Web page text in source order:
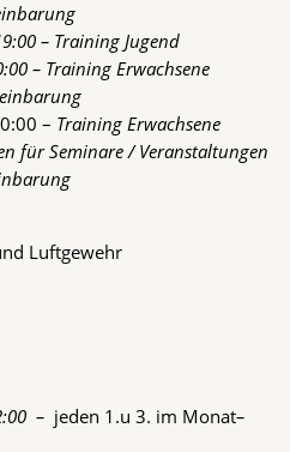
– Training Jugend
– Training Erwachsene
– Training Erwachsene
für Seminare / Veranstaltungen
– jeden 1.u 3. im Monat–